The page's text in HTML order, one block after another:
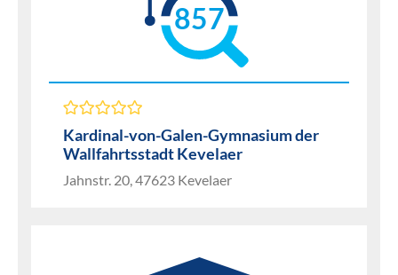
857
Kardinal-von-Galen-Gymnasium der
Wallfahrtsstadt Kevelaer
Jahnstr. 20, 47623 Kevelaer